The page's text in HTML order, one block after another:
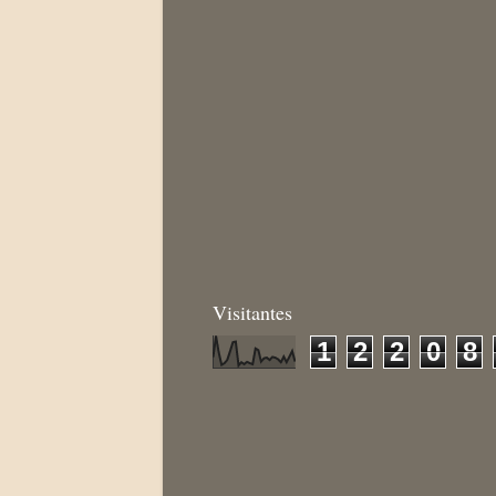
Visitantes
1 2 2 0 8